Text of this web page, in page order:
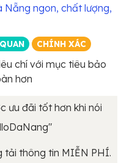
Nẵng ngon, chất lượng,
CHÍNH XÁC
chí với mục tiêu bảo
hơn
ưu đãi tốt hơn khi nói
tải thông tin MIỄN PHÍ.